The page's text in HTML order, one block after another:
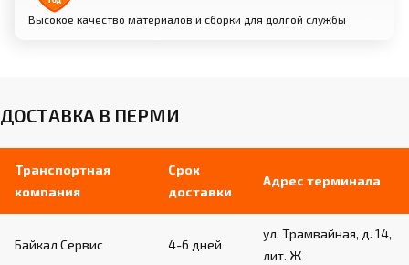
Высокое качество материалов и сборки для долгой службы
ДОСТАВКА В ПЕРМИ
Транспортная
компания
Срок
доставки
Адрес терминала
Байкал Сервис 4-6 дней
ул. Трамвайная, д. 14,
лит. Ж